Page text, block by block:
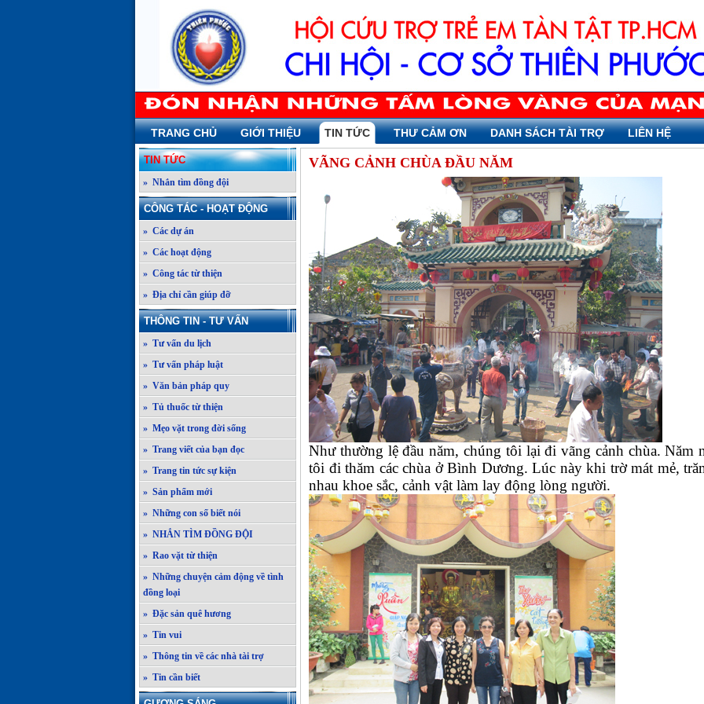
TRANG CHỦ GIỚI THIỆU TIN TỨC THƯ CẢM ƠN DANH SÁCH TÀI TRỢ LIÊN HỆ
TIN TỨC
» Nhắn tìm đồng đội
CÔNG TÁC - HOẠT ĐỘNG
» Các dự án
» Các hoạt động
» Công tác từ thiện
» Địa chỉ cần giúp đỡ
THÔNG TIN - TƯ VẤN
» Tư vấn du lịch
» Tư vấn pháp luật
» Văn bản pháp quy
» Tủ thuốc từ thiện
» Mẹo vặt trong đời sống
» Trang viết của bạn đọc
» Trang tin tức sự kiện
» Sản phẩm mới
» Những con số biết nói
» NHẮN TÌM ĐỒNG ĐỘI
» Rao vặt từ thiện
» Những chuyện cảm động về tình
đồng loại
» Đặc sản quê hương
» Tin vui
» Thông tin về các nhà tài trợ
» Tin cần biết
VÃNG CẢNH CHÙA ĐẦU NĂM
Như thường lệ đầu năm, chúng tôi lại đi vãng cảnh chùa. Năm
tôi đi thăm các chùa ở Bình Dương. Lúc này khi trờ mát mẻ,
nhau khoe sắc, cảnh vật làm lay động lòng người.